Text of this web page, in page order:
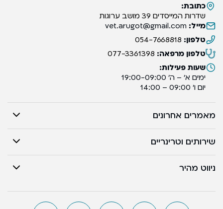
כתובת:
שדרות המייסדים 39 מושב ערוגות
מייל: vet.arugot@gmail.com
טלפון: 054-7668818
טלפון מרפאה: 077-3361398
שעות פעילות:
ימים א’ – ה’ 19:00-09:00
יום ו’ 09:00 – 14:00
מאמרים אחרונים
שירותים וטרינריים
ניווט מהיר